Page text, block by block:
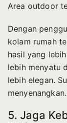
Area outdoor
Dengan
kolam rumah
hasil yang
lebih menyatu
lebih elegan.
menyenangkan.
5. Jaga